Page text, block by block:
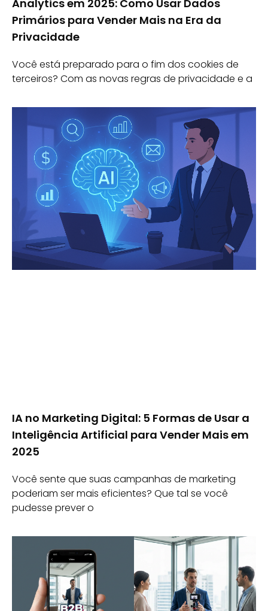
Analytics em 2025: Como Usar Dados
Primários para Vender Mais na Era da
Privacidade
Você está preparado para o fim dos cookies de
terceiros? Com as novas regras de privacidade e a
IA no Marketing Digital: 5 Formas de Usar a
Inteligência Artificial para Vender Mais em
2025
Você sente que suas campanhas de marketing
poderiam ser mais eficientes? Que tal se você
pudesse prever o